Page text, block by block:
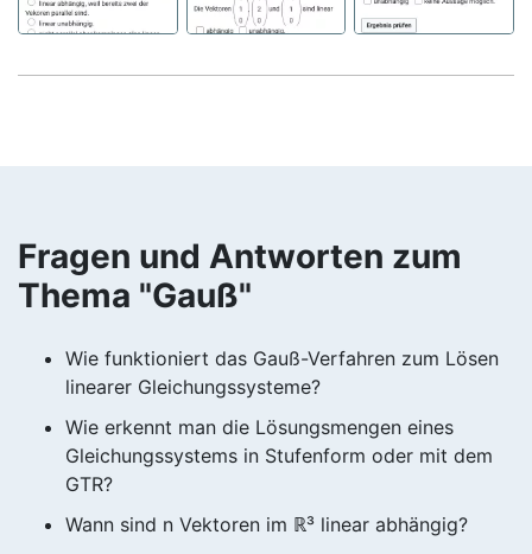
Fragen und Antworten zum
Thema "Gauß"
Wie funktioniert das Gauß-Verfahren zum Lösen
linearer Gleichungssysteme?
Wie erkennt man die Lösungsmengen eines
Gleichungssystems in Stufenform oder mit dem
GTR?
Wann sind n Vektoren im ℝ³ linear abhängig?